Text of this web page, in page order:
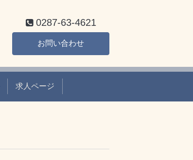
0287-63-4621
お問い合わせ
求人ページ